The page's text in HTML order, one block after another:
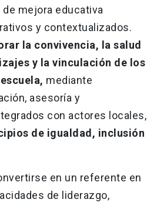
mejora educativa
y contextualizados.
la convivencia, la salud
y la vinculación de los
mediante
asesoría y
con actores locales,
de igualdad, inclusión
en un referente en
de liderazgo,